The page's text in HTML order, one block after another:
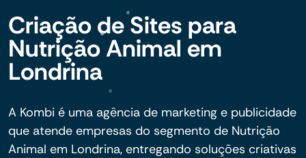
Criação de Sites para
Nutrição Animal em
Londrina
A Kombi é uma agência de marketing e publicidade
que atende empresas do segmento de Nutrição
Animal em Londrina, entregando soluções criativas